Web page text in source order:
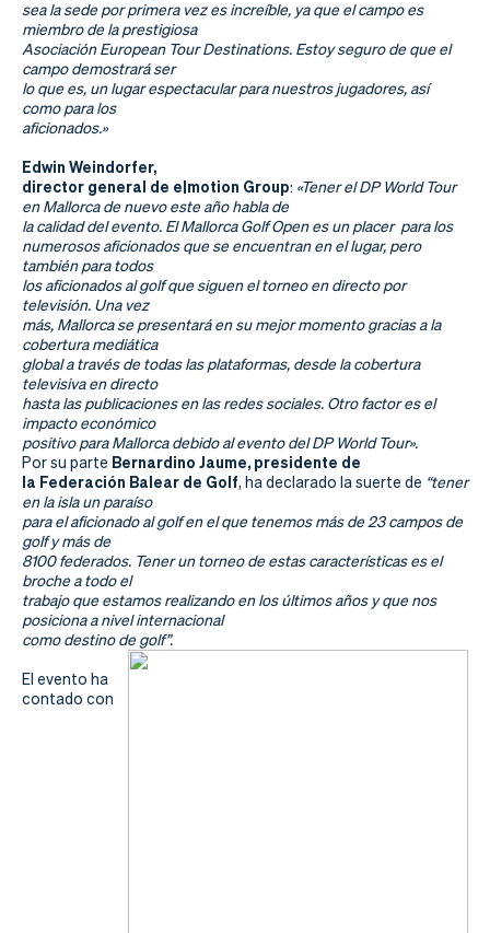
sea la sede por primera vez es increíble, ya que el campo es
miembro de la prestigiosa
Asociación European Tour Destinations. Estoy seguro de que el
campo demostrará ser
lo que es, un lugar espectacular para nuestros jugadores, así
como para los
aficionados.»
Edwin Weindorfer,
director general de e|motion Group: «Tener el DP World Tour
en Mallorca de nuevo este año habla de
la calidad del evento. El Mallorca Golf Open es un placer para los
numerosos aficionados que se encuentran en el lugar, pero
también para todos
los aficionados al golf que siguen el torneo en directo por
televisión. Una vez
más, Mallorca se presentará en su mejor momento gracias a la
cobertura mediática
global a través de todas las plataformas, desde la cobertura
televisiva en directo
hasta las publicaciones en las redes sociales. Otro factor es el
impacto económico
positivo para Mallorca debido al evento del DP World Tour».
Por su parte Bernardino Jaume, presidente de
la Federación Balear de Golf, ha declarado la suerte de “tener
en la isla un paraíso
para el aficionado al golf en el que tenemos más de 23 campos de
golf y más de
8100 federados. Tener un torneo de estas características es el
broche a todo el
trabajo que estamos realizando en los últimos años y que nos
posiciona a nivel internacional
como destino de golf”.
El evento ha
contado con